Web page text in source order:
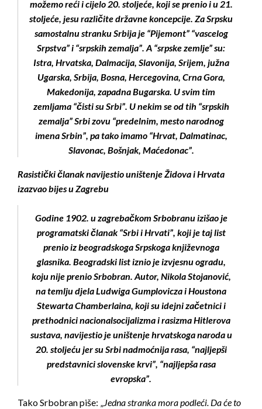
možemo reći i cijelo 20. stoljeće, koji se prenio i u 21.
stoljeće, jesu različite državne koncepcije. Za Srpsku
samostalnu stranku Srbija je “Pijemont” “vascelog
Srpstva” i “srpskih zemalja”. A “srpske zemlje” su:
Istra, Hrvatska, Dalmacija, Slavonija, Srijem, južna
Ugarska, Srbija, Bosna, Hercegovina, Crna Gora,
Makedonija, zapadna Bugarska. U svim tim
zemljama “čisti su Srbi”. U nekim se od tih “srpskih
zemalja” Srbi zovu “predelnim, mesto narodnog
imena Srbin”, pa tako imamo “Hrvat, Dalmatinac,
Slavonac, Bošnjak, Maćedonac”.
Rasistički članak navijestio uništenje Židova i Hrvata
izazvao bijes u Zagrebu
Godine 1902. u zagrebačkom Srbobranu izišao je
programatski članak “Srbi i Hrvati”, koji je taj list
prenio iz beogradskoga Srpskoga književnoga
glasnika. Beogradski list iznio je izvjesnu ogradu,
koju nije prenio Srbobran. Autor, Nikola Stojanović,
na temlju djela Ludwiga Gumplovicza i Houstona
Stewarta Chamberlaina, koji su idejni začetnici i
prethodnici nacionalsocijalizma i rasizma Hitlerova
sustava, navijestio je uništenje hrvatskoga naroda u
20. stoljeću jer su Srbi nadmoćnija rasa, “najljepši
predstavnici slovenske krvi”, “najljepša rasa
evropska”.
Tako Srbobran piše: „Jedna stranka mora podleći. Da će to